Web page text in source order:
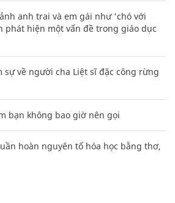
anh trai và em gái như 'chó với
phát hiện một vấn đề trong giáo dục
sự về người cha Liệt sĩ đặc công rừng
bạn không bao giờ nên gọi
hoàn nguyên tố hóa học bằng thơ,